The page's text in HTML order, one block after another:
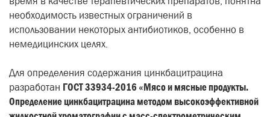
необходимость известных ограничений в
использовании некоторых антибиотиков, особенно в
немедицинских целях.
Для определения содержания цинкбацитрацина
разработан ГОСТ 33934-2016 «Мясо и мясные продукты.
Определение цинкбацитрацина методом высокоэффективной